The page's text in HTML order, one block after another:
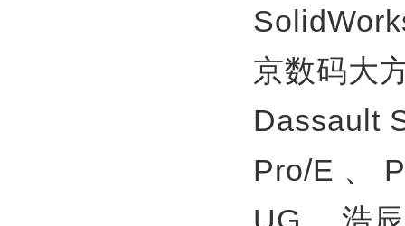
京数码大
Dassault
Pro/E 、